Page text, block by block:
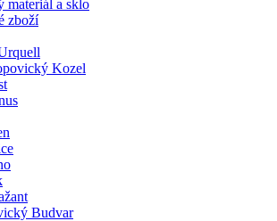
materiál a sklo
zboží
Kozel
Budvar